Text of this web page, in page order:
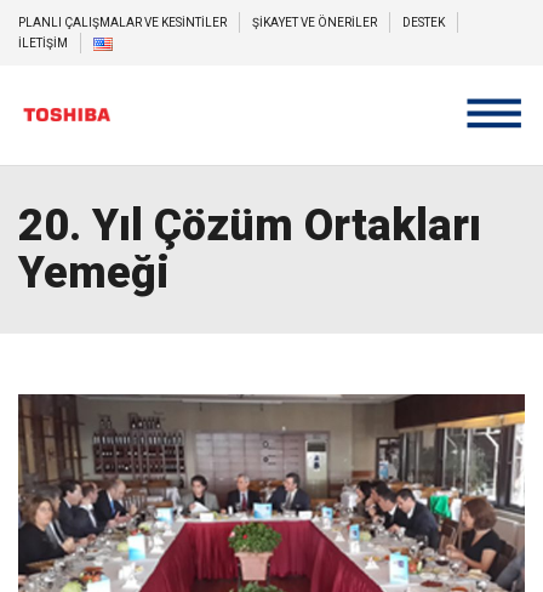
PLANLI ÇALIŞMALAR VE KESİNTİLER ŞİKAYET VE ÖNERİLER
DESTEK
İLETİŞİM
20. Yıl Çözüm Ortakları
Yemeği